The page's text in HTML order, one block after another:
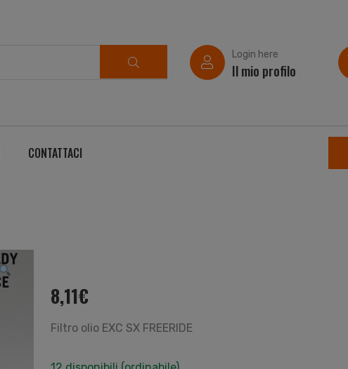
Login here
Il mio profilo
CONTATTACI
8,11€
Filtro olio EXC SX FREERIDE